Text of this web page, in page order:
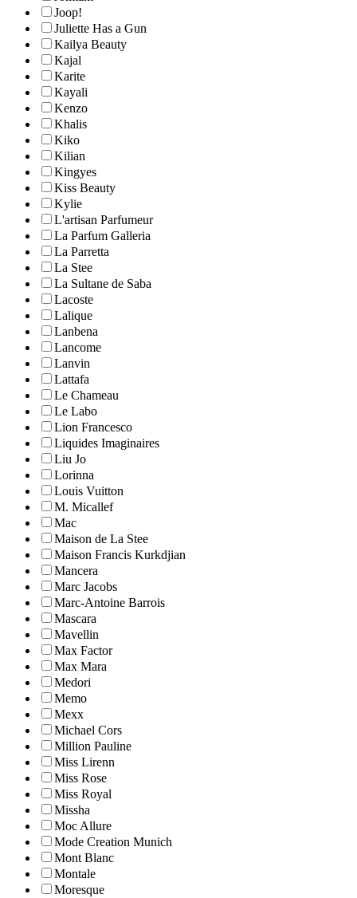
Joop!
Juliette Has a Gun
Kailya Beauty
Kajal
Karite
Kayali
Kenzo
Khalis
Kiko
Kilian
Kingyes
Kiss Beauty
Kylie
L'artisan Parfumeur
La Parfum Galleria
La Parretta
La Stee
La Sultane de Saba
Lacoste
Lalique
Lanbena
Lancome
Lanvin
Lattafa
Le Chameau
Le Labo
Lion Francesco
Liquides Imaginaires
Liu Jo
Lorinna
Louis Vuitton
M. Micallef
Mac
Maison de La Stee
Maison Francis Kurkdjian
Mancera
Marc Jacobs
Marc-Antoine Barrois
Mascara
Mavellin
Max Factor
Max Mara
Medori
Memo
Mexx
Michael Cors
Million Pauline
Miss Lirenn
Miss Rose
Miss Royal
Missha
Moc Allure
Mode Creation Munich
Mont Blanc
Montale
Moresque